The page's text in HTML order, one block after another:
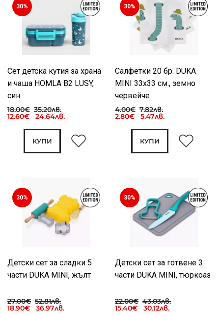
30%
Сет детска кутия за храна
и чаша HOMLA B2 LUSY,
син
18.00€ 35.20лв.
12.60€ 24.64лв.
КУПИ
30%
Салфетки 20 бр. DUKA
MINI 33x33 см., земно
червейче
4.00€ 7.82лв.
2.80€ 5.47лв.
КУПИ
30%
Детски сет за сладки 5
части DUKA MINI, жълт
27.00€ 52.81лв.
18.90€ 36.97лв.
30%
Детски сет за готвене 3
части DUKA MINI, тюркоаз
22.00€ 43.03лв.
15.40€ 30.12лв.